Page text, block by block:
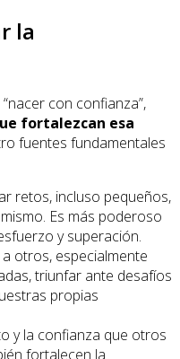
la
con confianza”,
fortalezcan esa
fuentes fundamentales
retos, incluso pequeños,
Es más poderoso
y superación.
a otros, especialmente
triunfar ante desafíos
propias
y la confianza que otros
fortalecen la